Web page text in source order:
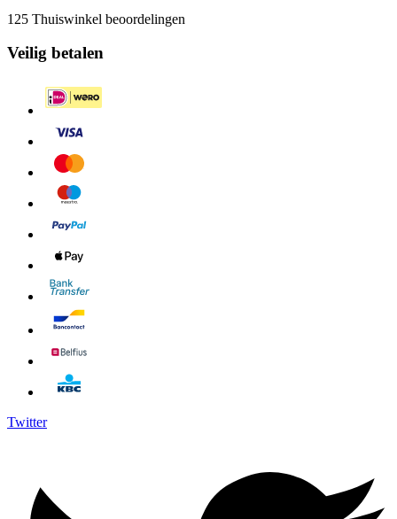
125 Thuiswinkel beoordelingen
Veilig betalen
Twitter